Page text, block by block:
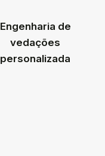
Engenharia de
vedações
personalizada